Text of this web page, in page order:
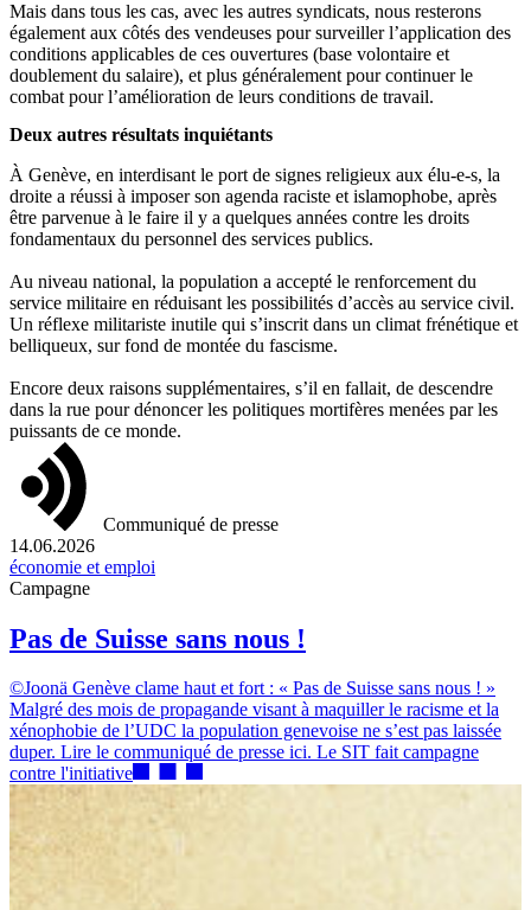
Mais dans tous les cas, avec les autres syndicats, nous resterons
également aux côtés des vendeuses pour surveiller l’application des
conditions applicables de ces ouvertures (base volontaire et
doublement du salaire), et plus généralement pour continuer le
combat pour l’amélioration de leurs conditions de travail.
Deux autres résultats inquiétants
À Genève, en interdisant le port de signes religieux aux élu-e-s, la
droite a réussi à imposer son agenda raciste et islamophobe, après
être parvenue à le faire il y a quelques années contre les droits
fondamentaux du personnel des services publics.
Au niveau national, la population a accepté le renforcement du
service militaire en réduisant les possibilités d’accès au service civil.
Un réflexe militariste inutile qui s’inscrit dans un climat frénétique et
belliqueux, sur fond de montée du fascisme.
Encore deux raisons supplémentaires, s’il en fallait, de descendre
dans la rue pour dénoncer les politiques mortifères menées par les
puissants de ce monde.
Communiqué de presse
14.06.2026
économie et emploi
Campagne
Pas de Suisse sans nous !
©Joonä Genève clame haut et fort : « Pas de Suisse sans nous ! »
Malgré des mois de propagande visant à maquiller le racisme et la
xénophobie de l’UDC la population genevoise ne s’est pas laissée
duper. Lire le communiqué de presse ici. Le SIT fait campagne
contre l'initiative